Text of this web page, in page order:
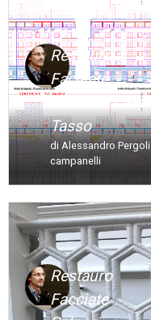
Restauro
Facciate
Palazzina Via
Tasso
di Alessandro Pergoli
campanelli
Restauro
Facciate